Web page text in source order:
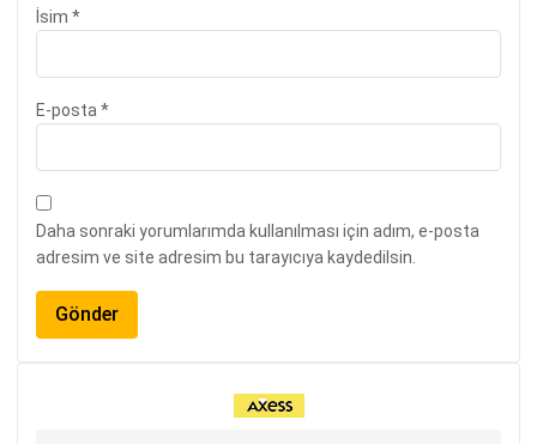
İsim *
E-posta *
Daha sonraki yorumlarımda kullanılması için adım, e-posta
adresim ve site adresim bu tarayıcıya kaydedilsin.